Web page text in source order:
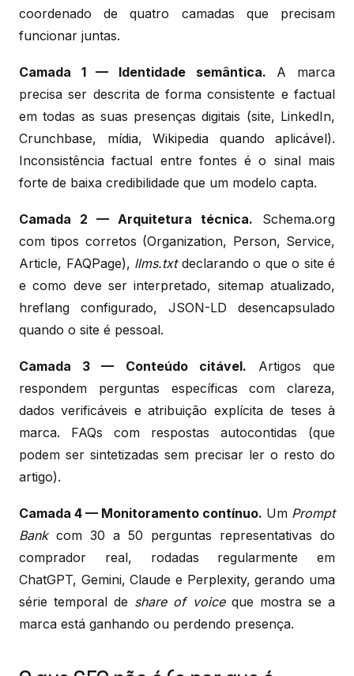
coordenado de quatro camadas que precisam
funcionar juntas.
Camada 1 — Identidade semântica. A marca
precisa ser descrita de forma consistente e factual
em todas as suas presenças digitais (site, LinkedIn,
Crunchbase, mídia, Wikipedia quando aplicável).
Inconsistência factual entre fontes é o sinal mais
forte de baixa credibilidade que um modelo capta.
Camada 2 — Arquitetura técnica. Schema.org
com tipos corretos (Organization, Person, Service,
Article, FAQPage), llms.txtdeclarando o que o site é
e como deve ser interpretado, sitemap atualizado,
hreflang configurado, JSON-LD desencapsulado
quando o site é pessoal.
Camada 3 — Conteúdo citável. Artigos que
respondem perguntas específicas com clareza,
dados verificáveis e atribuição explícita de teses à
marca. FAQs com respostas autocontidas (que
podem ser sintetizadas sem precisar ler o resto do
artigo).
Camada 4 — Monitoramento contínuo. Um Prompt
Bankcom 30 a 50 perguntas representativas do
comprador real, rodadas regularmente em
ChatGPT, Gemini, Claude e Perplexity, gerando uma
série temporal de share of voiceque mostra se a
marca está ganhando ou perdendo presença.